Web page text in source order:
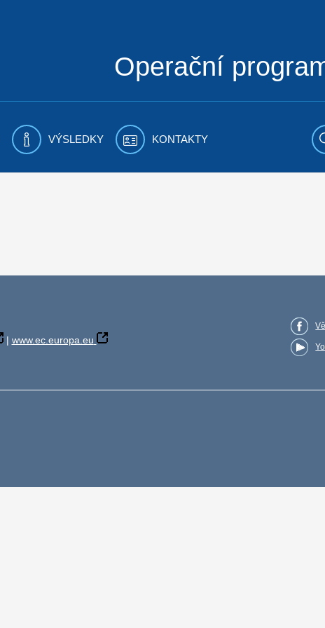
Operační
VÝSLEDKY KONTAKTY
| www.ec.europa.eu